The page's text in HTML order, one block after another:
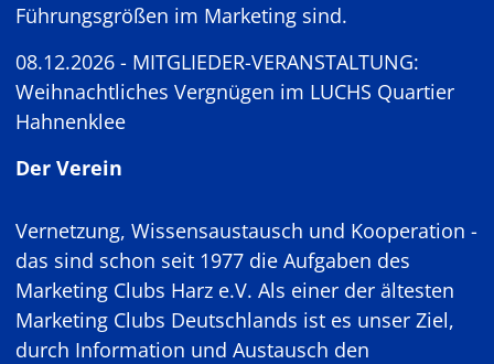
Führungsgrößen im Marketing sind.
08.12.2026 - MITGLIEDER-VERANSTALTUNG:
Weihnachtliches Vergnügen im LUCHS Quartier
Hahnenklee
Der Verein
Vernetzung, Wissensaustausch und Kooperation -
das sind schon seit 1977 die Aufgaben des
Marketing Clubs Harz e.V. Als einer der ältesten
Marketing Clubs Deutschlands ist es unser Ziel,
durch Information und Austausch den